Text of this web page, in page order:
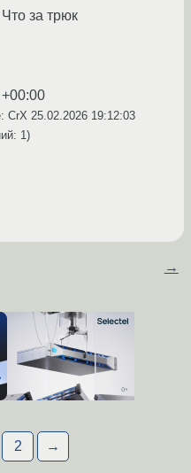
за трюк
CrX 25.02.2026 19:12:03
1)
→
2 →